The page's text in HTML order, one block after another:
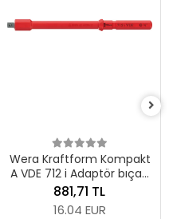
Wera Kraftform Kompakt
A VDE 712 i Adaptör bıçak,
izole, 1/4" lokmalar için,
1/4" x 154 mm
881,71 TL
16.04 EUR